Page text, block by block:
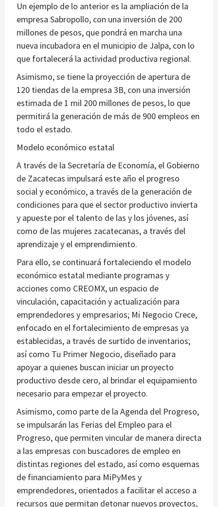
Un ejemplo de lo anterior es la ampliación de la
empresa Sabropollo, con una inversión de 200
millones de pesos, que pondrá en marcha una
nueva incubadora en el municipio de Jalpa, con lo
que fortalecerá la actividad productiva regional.
Asimismo, se tiene la proyección de apertura de
120 tiendas de la empresa 3B, con una inversión
estimada de 1 mil 200 millones de pesos, lo que
permitirá la generación de más de 900 empleos en
todo el estado.
Modelo económico estatal
A través de la Secretaría de Economía, el Gobierno
de Zacatecas impulsará este año el progreso
social y económico, a través de la generación de
condiciones para que el sector productivo invierta
y apueste por el talento de las y los jóvenes, así
como de las mujeres zacatecanas, a través del
aprendizaje y el emprendimiento.
Para ello, se continuará fortaleciendo el modelo
económico estatal mediante programas y
acciones como CREOMX, un espacio de
vinculación, capacitación y actualización para
emprendedores y empresarios; Mi Negocio Crece,
enfocado en el fortalecimiento de empresas ya
establecidas, a través de surtido de inventarios;
así como Tu Primer Negocio, diseñado para
apoyar a quienes buscan iniciar un proyecto
productivo desde cero, al brindar el equipamiento
necesario para empezar el proyecto.
Asimismo, como parte de la Agenda del Progreso,
se impulsarán las Ferias del Empleo para el
Progreso, que permiten vincular de manera directa
a las empresas con buscadores de empleo en
distintas regiones del estado, así como esquemas
de financiamiento para MiPyMes y
emprendedores, orientados a facilitar el acceso a
recursos que permitan detonar nuevos proyectos,